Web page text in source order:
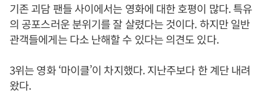
기존 괴담 팬들 사이에서는 영화에 대한 호평이 많다. 특유
의 공포스러운 분위기를 잘 살렸다는 것이다. 하지만 일반
관객들에게는 다소 난해할 수 있다는 의견도 있다.
3위는 영화 ‘마이클’이 차지했다. 지난주보다 한 계단 내려
왔다.